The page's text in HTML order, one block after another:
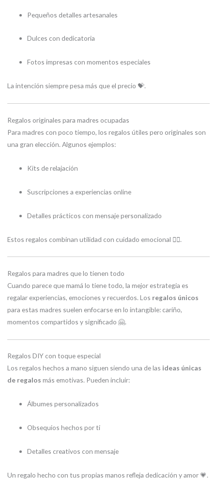
Pequeños detalles artesanales
Dulces con dedicatoria
Fotos impresas con momentos especiales
La intención siempre pesa más que el precio 💝.
Regalos originales para madres ocupadas
Para madres con poco tiempo, los regalos útiles pero originales son
una gran elección. Algunos ejemplos:
Kits de relajación
Suscripciones a experiencias online
Detalles prácticos con mensaje personalizado
Estos regalos combinan utilidad con cuidado emocional 🧘‍♀️.
Regalos para madres que lo tienen todo
Cuando parece que mamá lo tiene todo, la mejor estrategia es
regalar experiencias, emociones y recuerdos. Los regalos únicos
para estas madres suelen enfocarse en lo intangible: cariño,
momentos compartidos y significado 🤗.
Regalos DIY con toque especial
Los regalos hechos a mano siguen siendo una de las ideas únicas
de regalos más emotivas. Pueden incluir:
Álbumes personalizados
Obsequios hechos por ti
Detalles creativos con mensaje
Un regalo hecho con tus propias manos refleja dedicación y amor 💗.